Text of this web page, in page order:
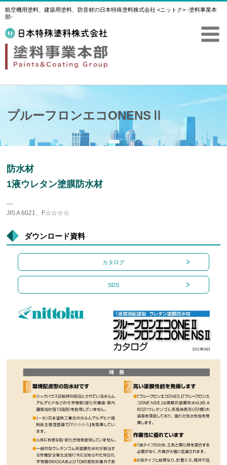
航空機用塗料、建築用塗料、防音材の日本特殊塗料株式会社 <ニットク> -塗料事業本
部-
プルーフロンエコONENSⅡ
防水材
1液ウレタン塗膜防水材
―
JIS A 6021、F☆☆☆☆
ダウンロード資料
カタログ
SDS